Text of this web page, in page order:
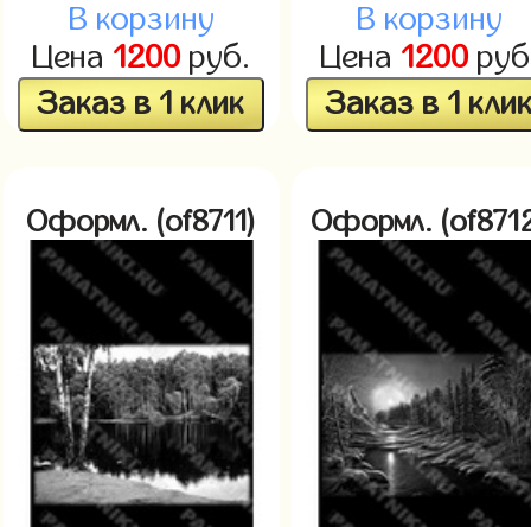
В корзину
Цена 1200руб.
Заказ в 1 клик
В корзину
Цена 1200
Заказ в 1
Оформл. (of8711) Оформл.